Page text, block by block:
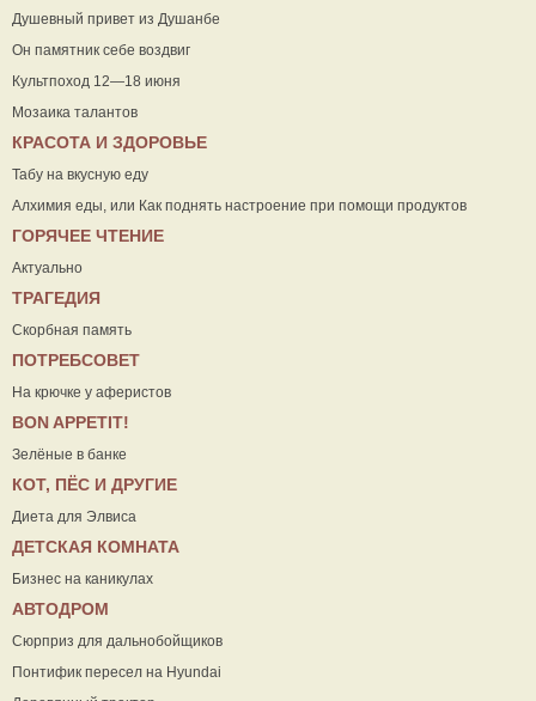
Душевный привет из Душанбе
Он памятник себе воздвиг
Культпоход 12—18 июня
Мозаика талантов
КРАСОТА И ЗДОРОВЬЕ
Табу на вкусную еду
Алхимия еды, или Как поднять настроение при помощи продуктов
ГОРЯЧЕЕ ЧТЕНИЕ
Актуально
ТРАГЕДИЯ
Скорбная память
ПОТРЕБСОВЕТ
На крючке у аферистов
ВON APPETIT!
Зелёные в банке
КОТ, ПЁС И ДРУГИЕ
Диета для Элвиса
ДЕТСКАЯ КОМНАТА
Бизнес на каникулах
АВТОДРОМ
Сюрприз для дальнобойщиков
Понтифик пересел на Hyundai